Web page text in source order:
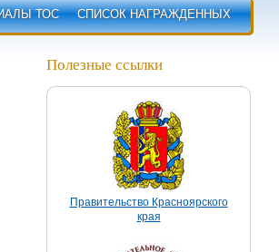
ТОС СПИСОК НАГРАЖДЕННЫХ
Полезные ссылки
Правительство Красноярского
края